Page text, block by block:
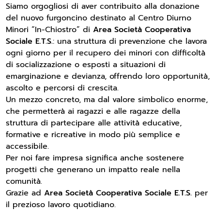
Siamo orgogliosi di aver contribuito alla donazione
del nuovo furgoncino destinato al Centro Diurno
Minori “In-Chiostro” di Area Società Cooperativa
Sociale E.T.S.: una struttura di prevenzione che lavora
ogni giorno per il recupero dei minori con difficoltà
di socializzazione o esposti a situazioni di
emarginazione e devianza, offrendo loro opportunità,
ascolto e percorsi di crescita.
Un mezzo concreto, ma dal valore simbolico enorme,
che permetterà ai ragazzi e alle ragazze della
struttura di partecipare alle attività educative,
formative e ricreative in modo più semplice e
accessibile.
Per noi fare impresa significa anche sostenere
progetti che generano un impatto reale nella
comunità.
Grazie ad Area Società Cooperativa Sociale E.T.S. per
il prezioso lavoro quotidiano.